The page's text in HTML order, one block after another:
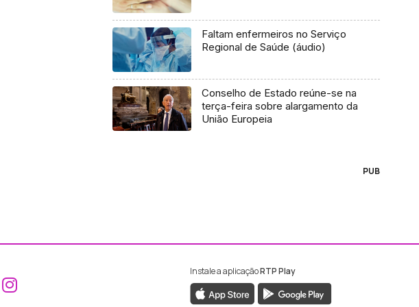
Faltam enfermeiros no Serviço
Regional de Saúde (áudio)
Conselho de Estado reúne-se na
terça-feira sobre alargamento da
União Europeia
PUB
Aceder ao Facebook da RTP Madeira
Aceder ao Instagram da RTP Madeira
Instale a aplicaçãoRTP Play